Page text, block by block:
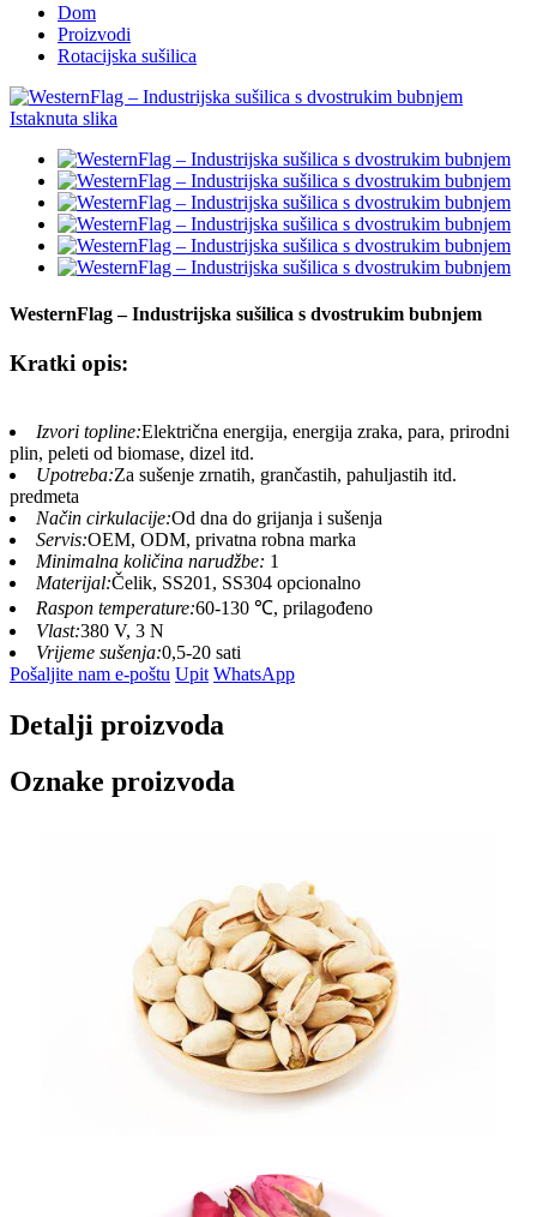
Dom
Proizvodi
Rotacijska sušilica
WesternFlag – Industrijska sušilica s dvostrukim bubnjem
Kratki opis:
Izvori topline:Električna energija, energija zraka, para, prirodni
plin, peleti od biomase, dizel itd.
Upotreba:Za sušenje zrnatih, grančastih, pahuljastih itd.
predmeta
Način cirkulacije:Od dna do grijanja i sušenja
Servis:OEM, ODM, privatna robna marka
Minimalna količina narudžbe: 1
Materijal:Čelik, SS201, SS304 opcionalno
Raspon temperature:60-130 ℃, prilagođeno
Vlast:380 V, 3 N
Vrijeme sušenja:0,5-20 sati
Pošaljite nam e-poštu Upit WhatsApp
Detalji proizvoda
Oznake proizvoda